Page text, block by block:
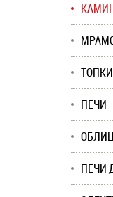
ТОПКИ
ПЕЧИ
ПЕЧИ